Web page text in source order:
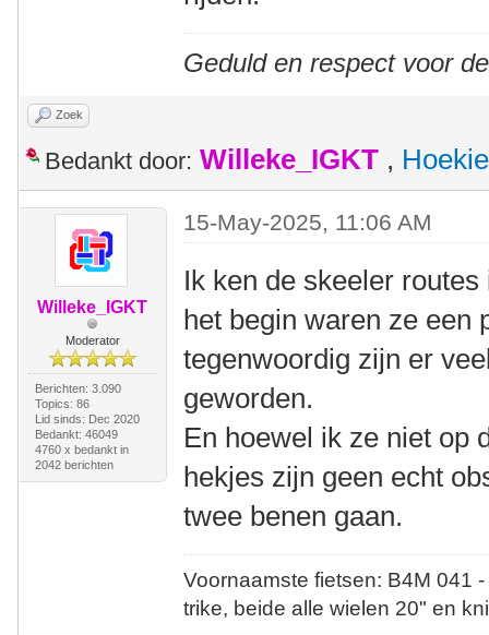
Geduld en respect voor
Zoek
Bedankt door: Willeke_IGKT , Hoekie
Willeke_IGKT
Moderator
Berichten: 3.090
Topics: 86
Lid sinds: Dec 2020
Bedankt: 46049
4760 x bedankt in
2042 berichten
15-May-2025, 11:06 AM
Ik ken de skeeler
het begin waren ze een
tegenwoordig zijn er
geworden.
En hoewel ik ze niet op
hekjes zijn geen echt
twee benen gaan.
Voornaamste fietsen: B4M
trike, beide alle wielen 20" en